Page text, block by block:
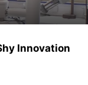
Innovation